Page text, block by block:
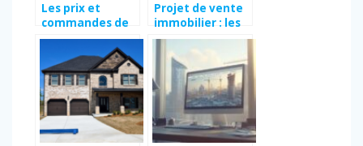
Les prix et
commandes de
diagnostics
immobiliers en
2023
Projet de vente
immobilier : les
moyens sûrs
pour garantir sa
réussite